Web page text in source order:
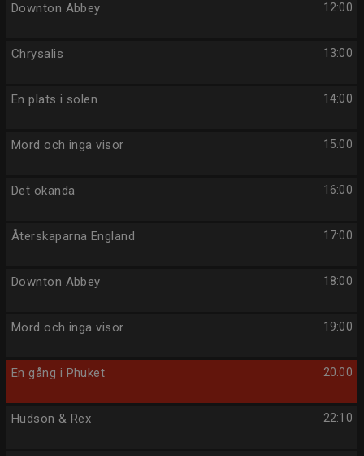
12:00
Downton Abbey
13:00
Chrysalis
14:00
En plats i solen
15:00
Mord och inga visor
16:00
Det okända
17:00
Återskaparna England
18:00
Downton Abbey
19:00
Mord och inga visor
20:00
En gång i Phuket
22:10
Hudson & Rex